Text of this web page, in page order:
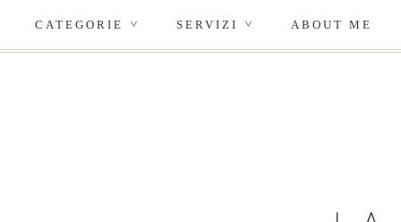
CATEGORIE > SERVIZI > ABOUT ME